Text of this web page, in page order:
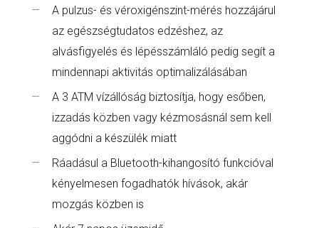
A pulzus- és véroxigénszint-mérés hozzájárul
az egészségtudatos edzéshez, az
alvásfigyelés és lépésszámláló pedig segít a
mindennapi aktivitás optimalizálásában
A 3 ATM vízállóság biztosítja, hogy esőben,
izzadás közben vagy kézmosásnál sem kell
aggódni a készülék miatt
Ráadásul a Bluetooth-kihangosító funkcióval
kényelmesen fogadhatók hívások, akár
mozgás közben is